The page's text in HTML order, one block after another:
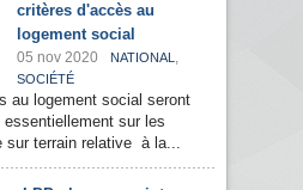
critères d'accès au
logement social
05 nov 2020 NATIONAL ,
SOCIÉTÉ
au logement social seront
sur les
sur terrain relative à la...